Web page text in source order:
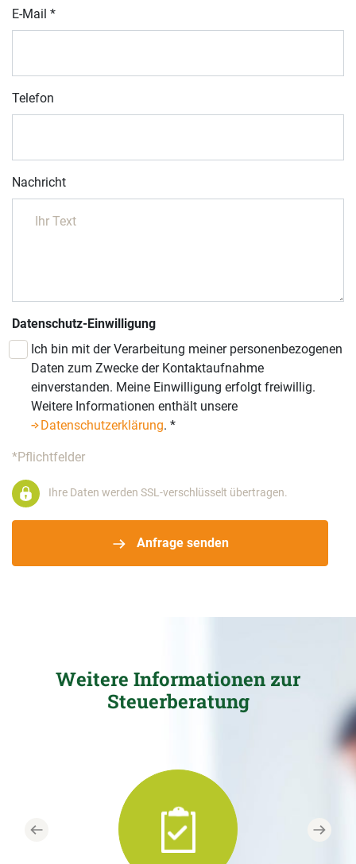
E-Mail *
Telefon
Nachricht
Datenschutz-Einwilligung
Ich bin mit der Verarbeitung meiner personenbezogenen
Daten zum Zwecke der Kontaktaufnahme
einverstanden. Meine Einwilligung erfolgt freiwillig.
Weitere Informationen enthält unsere
Datenschutzerklärung. *
*Pflichtfelder
Anfrage senden
Ihre Daten werden SSL-verschlüsselt übertragen.
Weitere Informationen zur
Steuerberatung
Previous Next